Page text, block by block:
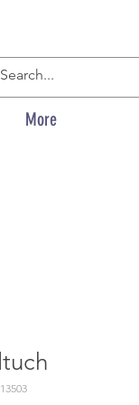
More